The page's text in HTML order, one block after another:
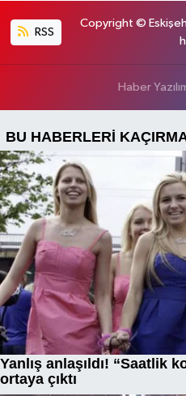
RSS
Copyright ©
Haber